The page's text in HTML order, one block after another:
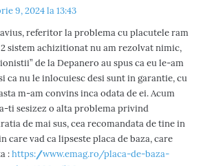
n
e
:
9, 2024 la 13:43
referitor la problema cu placutele ram
2 sistem achizitionat nu am rezolvat nimic,
de la Depanero au spus ca eu le-am
ca nu le inlocuiesc desi sunt in garantie, cu
m-am convins inca odata de ei. Acum
ti sesizez o alta problema privind
de mai sus, cea recomandata de tine in
care vad ca lipseste placa de baza, care
:https://www.emag.ro/placa-de-baza-